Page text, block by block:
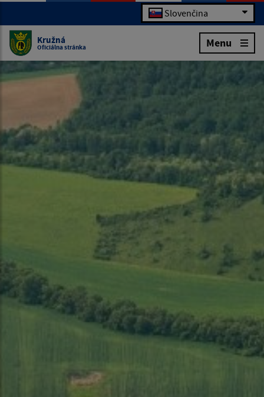
Slovenčina
Kružná
Oficiálna stránka Menu